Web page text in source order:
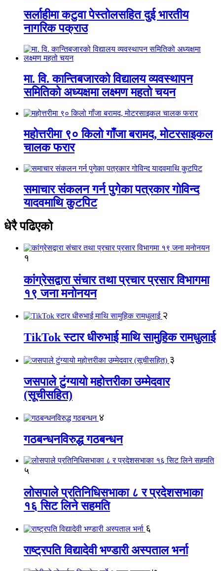
सर्लाहीमा कटुवा पेस्तोलसहित दुई भारतीय
नागरिक पक्राउ
मा. वि. कान्तिबजारको विद्यालय व्यवस्थापन
समितिको अध्यक्षमा लक्ष्मण महतो चयन
महोत्तरीमा ९० किलो गाँजा बरामद, मोटरसाइकल
चालक फरार
समाचार संकलन गर्न पुगेका पत्रकार गोविन्द
यादवमाथि कुटपिट
धेरै पढिएको
१
कांग्रेसद्वारा संचार तथा प्रचार प्रसार विभागमा
१९ जना मनोनयन
२
TikTok स्टार धीरुभाई माथि सामुहिक रामधुलाई
३
जसपाले टुंग्यायो महोत्तरीका उम्मेदवार
(सूचीसहित)
४
गठबन्धनविरुद्ध गठबन्धन
५
लोसपाले प्रतिनिधिसभाका ८ र प्रदेशसभाका
१६ सिट लिने सहमति
६
राष्ट्रपति विद्यादेवी भण्डारी अस्पताल भर्ना